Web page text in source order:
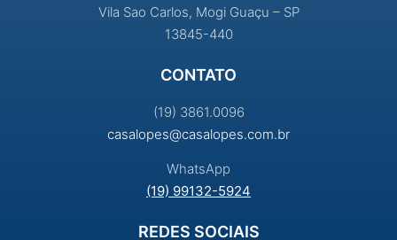
Vila Sao Carlos, Mogi Guaçu – SP
13845-440
CONTATO
(19) 3861.0096
casalopes@casalopes.com.br
WhatsApp
(19) 99132-5924
REDES SOCIAIS